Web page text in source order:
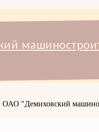
ОАО "Демиховский